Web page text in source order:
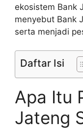
ekosistem Bank
menyebut Bank
serta menjadi
Daftar Isi
Apa Itu
Jateng